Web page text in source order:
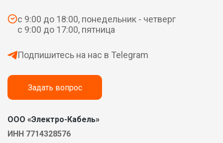
с 9:00 до 18:00, понедельник - четверг
с 9:00 до 17:00, пятница
Подпишитесь на нас в Telegram
Задать вопрос
ООО «Электро-Кабель»
ИНН 7714328576